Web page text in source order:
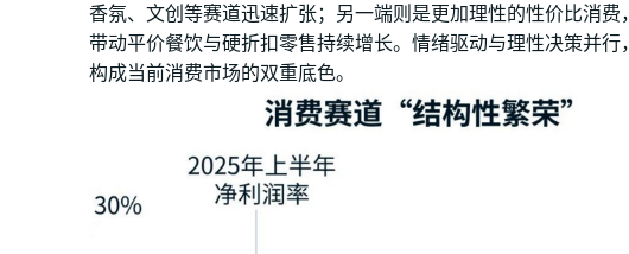
香氛、文创等赛道迅速扩张；另一端则是更加理性的性价比消费，
带动平价餐饮与硬折扣零售持续增长。情绪驱动与理性决策并行，
构成当前消费市场的双重底色。